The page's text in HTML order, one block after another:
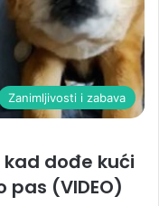
Zanimljivosti i zabava
dođe kući
(VIDEO)